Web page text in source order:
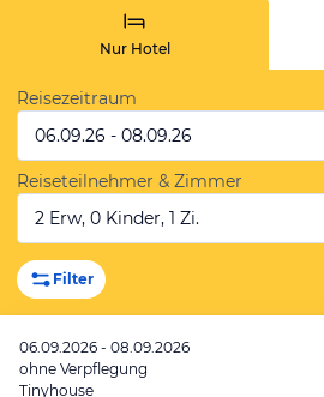
Nur Hotel
Reisezeitraum
06.09.26 - 08.09.26
Reiseteilnehmer & Zimmer
2 Erw, 0 Kinder, 1 Zi.
Filter
06.09.2026 - 08.09.2026
ohne Verpflegung
Tinyhouse